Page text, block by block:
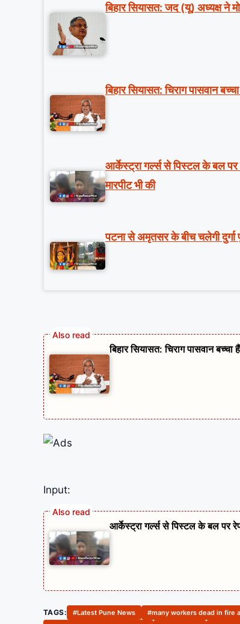
बिहार सियासत: जद (यू) अध्यक्ष ने
बिहार सियासत: चिराग पासवान
आर्केस्ट्रा गर्ल्स से पिस्टल के बल
मारपीट भी की
पटना से अमृतसर के बीच चलेगी
बिहार सियासत: चिराग पासवान
Input:
आर्केस्ट्रा गर्ल्स से पिस्टल के बल पर
TAGS: #Latest Pune News #many workers dead in fire